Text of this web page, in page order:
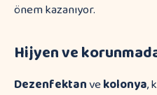
önem kazanıyor.
Hijyen ve
Dezenfektanvekolonya,